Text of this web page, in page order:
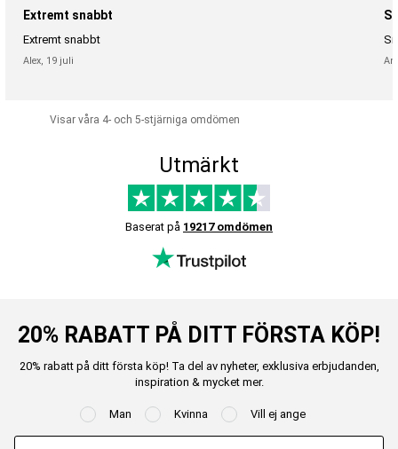
Extremt snabbt
Extremt snabbt
Alex, 19 juli
Visar våra 4- och 5-stjärniga omdömen
Utmärkt
Baserat på 19217 omdömen
20% RABATT PÅ DITT FÖRSTA KÖP!
20% rabatt på ditt första köp! Ta del av nyheter, exklusiva erbjudanden,
inspiration & mycket mer.
Man Kvinna Vill ej ange